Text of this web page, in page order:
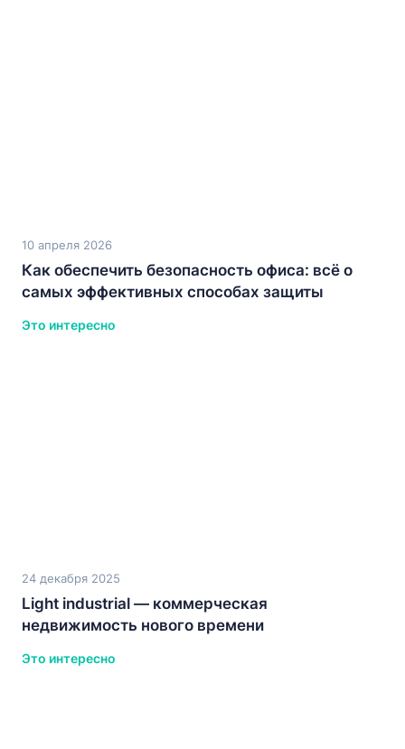
10 апреля 2026
Как обеспечить безопасность офиса: всё о
самых эффективных способах защиты
Это интересно
24 декабря 2025
Light industrial — коммерческая
недвижимость нового времени
Это интересно